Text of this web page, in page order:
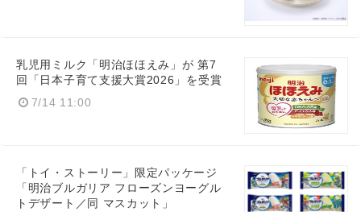
乳児用ミルク「明治ほほえみ」が 第7
回「日本子育て支援大賞2026」を受賞
7/14 11:00
「トイ・ストーリー」限定パッケージ
「明治ブルガリア フローズンヨーグル
トデザート／同 マスカット」